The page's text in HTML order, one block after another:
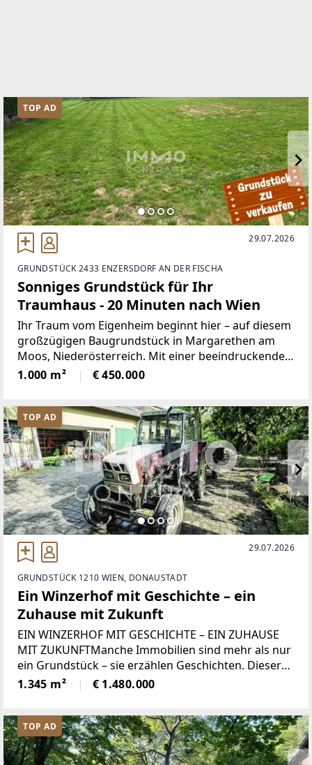
TOP AD
29.07.2026
GRUNDSTÜCK 2433 ENZERSDORF AN DER FISCHA
Sonniges Grundstück für Ihr
Traumhaus - 20 Minuten nach Wien
Ihr Traum vom Eigenheim beginnt hier – auf diesem
großzügigen Baugrundstück in Margarethen am
Moos, Niederösterreich. Mit einer beeindruckenden
Fläche von 1000 m² bietet Ihnen dieses Grundstück
die perfekte Grundlage, um Ihr persönliches
Wohnparadies
1.000 m² € 450.000
TOP AD
29.07.2026
GRUNDSTÜCK 1210 WIEN, DONAUSTADT
Ein Winzerhof mit Geschichte – ein
Zuhause mit Zukunft
EIN WINZERHOF MIT GESCHICHTE – EIN ZUHAUSE
MIT ZUKUNFTManche Immobilien sind mehr als nur
ein Grundstück – sie erzählen Geschichten. Dieser
ehemalige Winzerhof im historischen Ortskern von
Stammersdorf zählt zu diesen seltenen
Liegenschaften.
1.345 m² € 1.480.000
TOP AD